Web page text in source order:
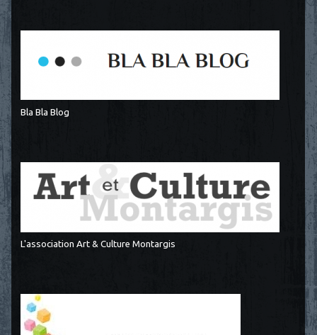
Bla Bla Blog
L'association Art & Culture Montargis